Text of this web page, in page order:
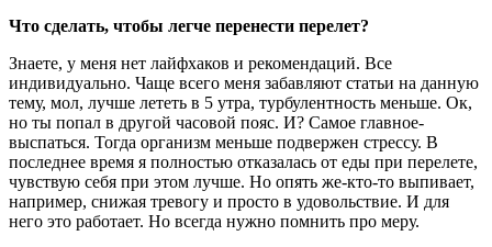
Что сделать, чтобы легче перенести перелет?
Знаете, у меня нет лайфхаков и рекомендаций. Все
индивидуально. Чаще всего меня забавляют статьи на данную
тему, мол, лучше лететь в 5 утра, турбулентность меньше. Ок,
но ты попал в другой часовой пояс. И? Самое главное-
выспаться. Тогда организм меньше подвержен стрессу. В
последнее время я полностью отказалась от еды при перелете,
чувствую себя при этом лучше. Но опять же-кто-то выпивает,
например, снижая тревогу и просто в удовольствие. И для
него это работает. Но всегда нужно помнить про меру.